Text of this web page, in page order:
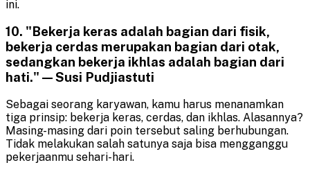
ini.
10. "Bekerja keras adalah bagian dari fisik,
bekerja cerdas merupakan bagian dari otak,
sedangkan bekerja ikhlas adalah bagian dari
hati." — Susi Pudjiastuti
Sebagai seorang karyawan, kamu harus menanamkan
tiga prinsip: bekerja keras, cerdas, dan ikhlas. Alasannya?
Masing-masing dari poin tersebut saling berhubungan.
Tidak melakukan salah satunya saja bisa mengganggu
pekerjaanmu sehari-hari.